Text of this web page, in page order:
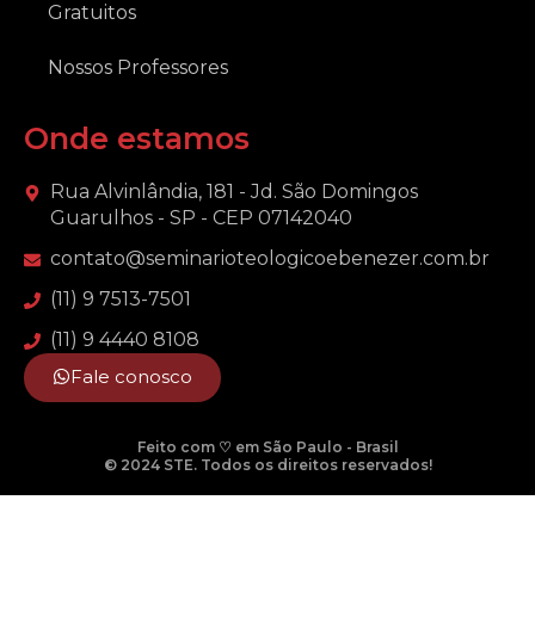
Gratuitos
Nossos Professores
Onde estamos
Rua Alvinlândia, 181 - Jd. São Domingos
Guarulhos - SP - CEP 07142040
contato@seminarioteologicoebenezer.com.br
(11) 9 7513-7501
(11) 9 4440 8108
Fale conosco
Feito com ♡ em São Paulo - Brasil
© 2024 STE. Todos os direitos reservados!